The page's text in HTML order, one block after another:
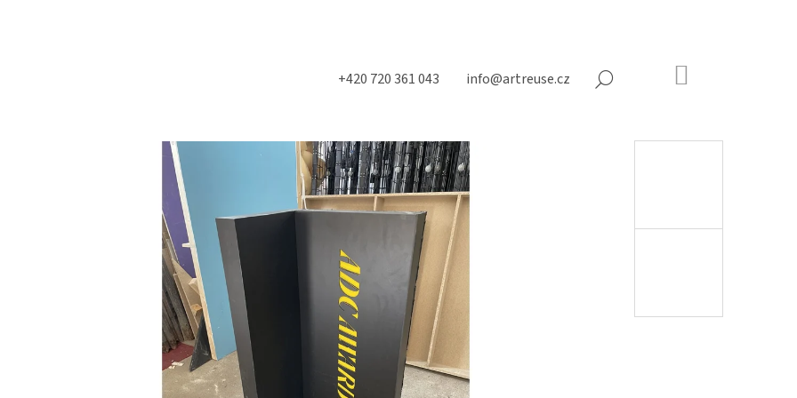
+420 720 361 043
info@artreuse.cz HLEDAT
Doporučujeme
Následující
NÁSTĚNÁ STROPNÍ KONZOLE 6900KS STUDIOVÝ MOLITAN